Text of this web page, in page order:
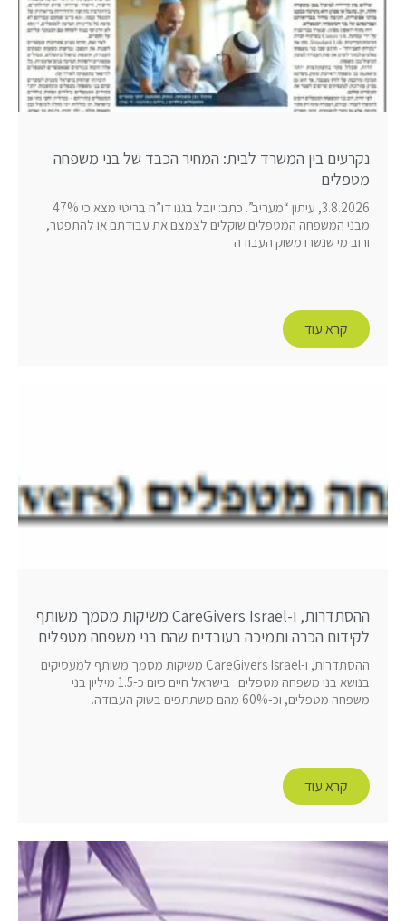
נקרעים בין המשרד לבית: המחיר הכבד של בני משפחה
מטפלים
3.8.2026, עיתון “מעריב”. כתב: יובל בגנו דו”ח בריטי מצא כי 47%
מבני המשפחה המטפלים שוקלים לצמצם את עבודתם או להתפטר,
ורוב מי שנשרו משוק העבודה
קרא עוד
ההסתדרות, ו-CareGivers Israel משיקות מסמך משותף
לקידום הכרה ותמיכה בעובדים שהם בני משפחה מטפלים
ההסתדרות, ו-CareGivers Israel משיקות מסמך משותף למעסיקים
בנושא בני משפחה מטפלים בישראל חיים כיום כ-1.5 מיליון בני
משפחה מטפלים, וכ-60% מהם משתתפים בשוק העבודה.
קרא עוד